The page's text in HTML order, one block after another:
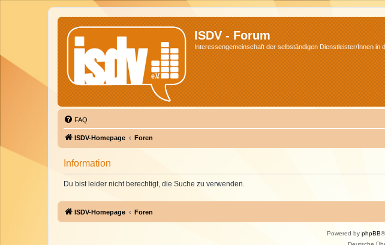
ISDV - Forum
Interessengemeinschaft der selbständigen Dienstleister/Innen in
FAQ
ISDV-Homepage Foren
Information
Du bist leider nicht berechtigt, die Suche zu verwenden.
ISDV-Homepage Foren
Powered by phpBB